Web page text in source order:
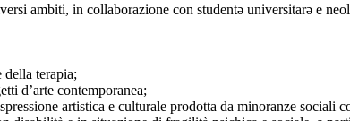
ambiti, in collaborazione con studentə universitarə e
della terapia;
d’arte contemporanea;
artistica e culturale prodotta da minoranze